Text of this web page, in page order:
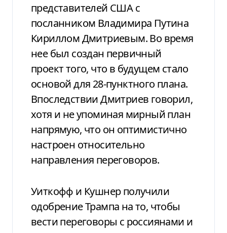
представителей США с
посланником Владимира Путина
Кириллом Дмитриевым. Во время
нее был создан первичный
проект того, что в будущем стало
основой для 28-пунктного плана.
Впоследствии Дмитриев говорил,
хотя и не упоминая мирный план
напрямую, что он оптимистично
настроен относительно
направления переговоров.
Уиткофф и Кушнер получили
одобрение Трампа на то, чтобы
вести переговоры с россиянами и